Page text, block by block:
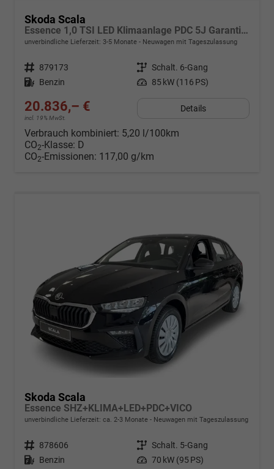
Skoda Scala
Essence 1,0 TSI LED Klimaanlage PDC 5J Garantie Spurhalteassistent Bluetooth
unverbindliche Lieferzeit: 3-5 Monate Neuwagen mit Tageszulassung
Fahrzeugnr. 879173 Getriebe Schalt. 6-Gang
Kraftstoff Benzin Leistung 85 kW (116 PS)
20.836,– €
incl. 19% MwSt.
Details
Verbrauch kombiniert: 5,20 l/100km
CO2-Klasse: D
CO2-Emissionen: 117,00 g/km
Skoda Scala
Essence SHZ+KLIMA+LED+PDC+VICO
unverbindliche Lieferzeit: ca. 2-3 Monate Neuwagen mit Tageszulassung
Fahrzeugnr. 878606 Getriebe Schalt. 5-Gang
Kraftstoff Benzin Leistung 70 kW (95 PS)